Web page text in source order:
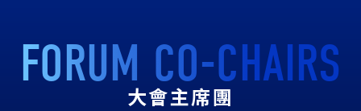
FORUM CO-CHAIRS
大會主席團